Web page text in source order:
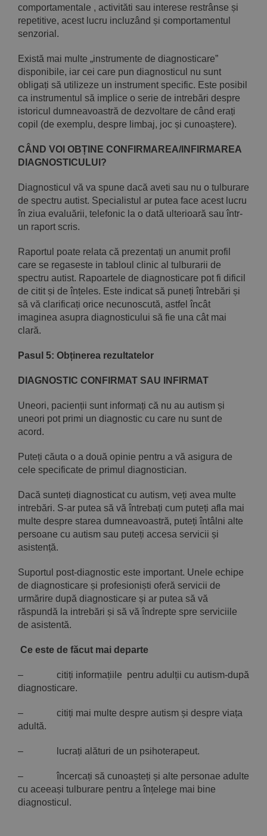
comportamentale , activităti sau interese restrânse și
repetitive, acest lucru incluzând și comportamentul
senzorial.
Există mai multe „instrumente de diagnosticare”
disponibile, iar cei care pun diagnosticul nu sunt
obligați să utilizeze un instrument specific. Este posibil
ca instrumentul să implice o serie de intrebări despre
istoricul dumneavoastră de dezvoltare de când erați
copil (de exemplu, despre limbaj, joc și cunoaștere).
CÂND VOI OBȚINE CONFIRMAREA/INFIRMAREA
DIAGNOSTICULUI?
Diagnosticul vă va spune dacă aveti sau nu o tulburare
de spectru autist. Specialistul ar putea face acest lucru
în ziua evaluării, telefonic la o dată ulterioară sau într-
un raport scris.
Raportul poate relata că prezentați un anumit profil
care se regaseste in tabloul clinic al tulburarii de
spectru autist. Rapoartele de diagnosticare pot fi dificil
de citit și de înțeles. Este indicat să puneți întrebări și
să vă clarificați orice necunoscută, astfel încât
imaginea asupra diagnosticului să fie una cât mai
clară.
Pasul 5: Obținerea rezultatelor
D IAGNOSTIC CONFIRMAT SAU INFIRMAT
Uneori, pacienții sunt informați că nu au autism și
uneori pot primi un diagnostic cu care nu sunt de
acord.
Puteți căuta o a două opinie pentru a vă asigura de
cele specificate de primul diagnostician.
Dacă sunteți diagnosticat cu autism, veți avea multe
intrebări. S-ar putea să vă întrebați cum puteți afla mai
multe despre starea dumneavoastră, puteți întâlni alte
persoane cu autism sau puteți accesa servicii și
asistență.
Suportul post-diagnostic este important. Unele echipe
de diagnosticare și profesioniști oferă servicii de
urmărire după diagnosticare și ar putea să vă
răspundă la intrebări și să vă îndrepte spre serviciile
de asistentă.
Ce este de făcut mai departe
– citiți informațiile pentru adulții cu autism-după
diagnosticare.
– citiți mai multe despre autism și despre viața
adultă.
– lucrați alături de un psihoterapeut.
– încercați să cunoașteți și alte personae adulte
cu aceeași tulburare pentru a înțelege mai bine
diagnosticul.